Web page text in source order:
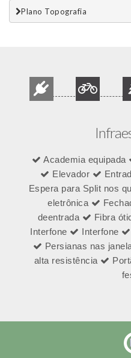
Plano Topografia
Academia equipada
Elevador
Espera para Split nos
eletrônica
deentrada
Fibra
Interfone
Interfone
Persianas nas
alta resistência